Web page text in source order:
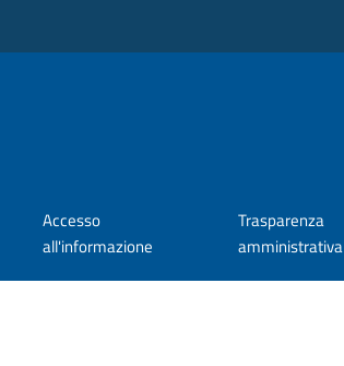
Accesso
all'informazione
Trasparenza
amministrativa